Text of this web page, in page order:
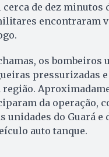
cerca de dez minutos
encontraram
os bombeiros
pressurizadas
região.
da operação,
unidades do Guará e
auto tanque.